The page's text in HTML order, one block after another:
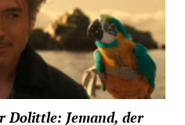
Dolittle: Jemand, der